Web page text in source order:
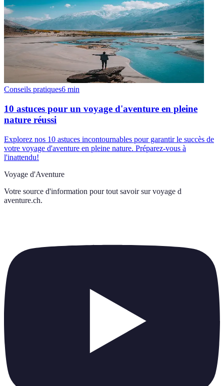
Conseils pratiques6 min
10 astuces pour un voyage d'aventure en pleine
nature réussi
Explorez nos 10 astuces incontournables pour garantir le succès de
votre voyage d'aventure en pleine nature. Préparez-vous à
l'inattendu!
Voyage d'Aventure
Votre source d'information pour tout savoir sur voyage d
aventure.ch.